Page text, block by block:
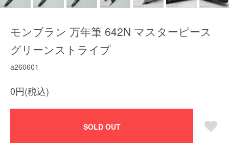
モンブラン 万年筆 642N マスターピース
グリーンストライプ
a260601
0円(税込)
SOLD OUT